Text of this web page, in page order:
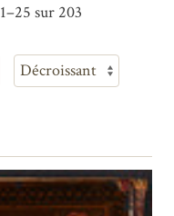
1–25 sur 203